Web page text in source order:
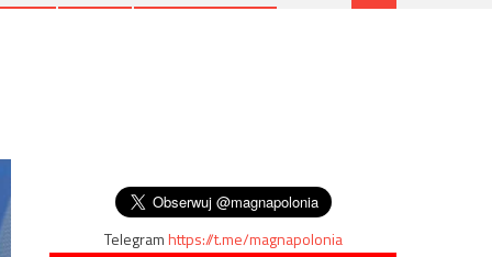
Telegramhttps://t.me/magnapolonia